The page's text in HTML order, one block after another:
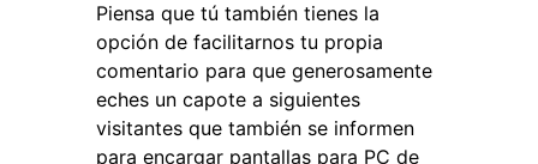
Piensa que tú también tienes la
opción de facilitarnos tu propia
comentario para que generosamente
eches un capote a siguientes
visitantes que también se informen
para encargar pantallas para PC de